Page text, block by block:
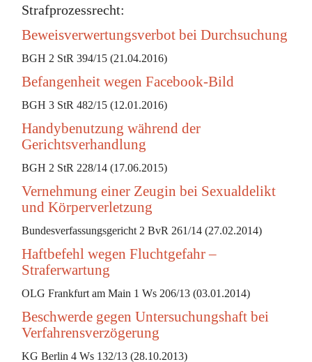
Strafprozessrecht:
Beweisverwertungsverbot bei Durchsuchung
BGH 2 StR 394/15 (21.04.2016)
Befangenheit wegen Facebook-Bild
BGH 3 StR 482/15 (12.01.2016)
Handybenutzung während der
Gerichtsverhandlung
BGH 2 StR 228/14 (17.06.2015)
Vernehmung einer Zeugin bei Sexualdelikt
und Körperverletzung
Bundesverfassungsgericht 2 BvR 261/14 (27.02.2014)
Haftbefehl wegen Fluchtgefahr –
Straferwartung
OLG Frankfurt am Main 1 Ws 206/13 (03.01.2014)
Beschwerde gegen Untersuchungshaft bei
Verfahrensverzögerung
KG Berlin 4 Ws 132/13 (28.10.2013)